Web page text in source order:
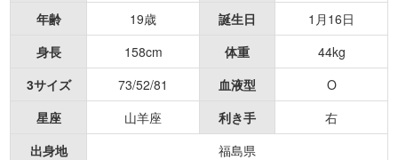
年齢 19歳 誕生日
1月16日
身長
158cm 体重
44kg
3サイズ
73/52/81 血液型
O
星座
山羊座 利き手
右
出身地
福島県